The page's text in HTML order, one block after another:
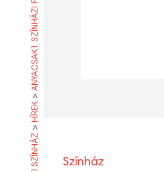
>
HÍREK
>
Színház